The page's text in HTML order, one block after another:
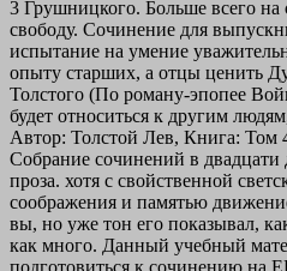
3 Грушницкого. Больше всего
свободу. Сочинение для
испытание на умение
опыту старших, а отцы ценить
Толстого (По роману-эпопее
будет относиться к другим
Автор: Толстой Лев, Книга: Том
Собрание сочинений в двадцати
проза. хотя с свойственной
соображения и памятью
вы, но уже тон его показывал,
как много. Данный учебный
подготовиться к сочинению на